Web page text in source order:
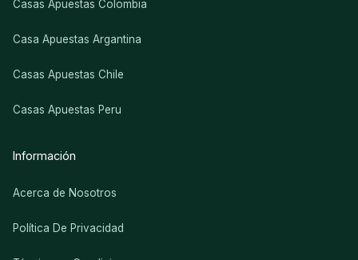
Casas Apuestas Colombia
Casa Apuestas Argantina
Casas Apuestas Chile
Casas Apuestas Peru
Información
Acerca de Nosotros
Política De Privacidad